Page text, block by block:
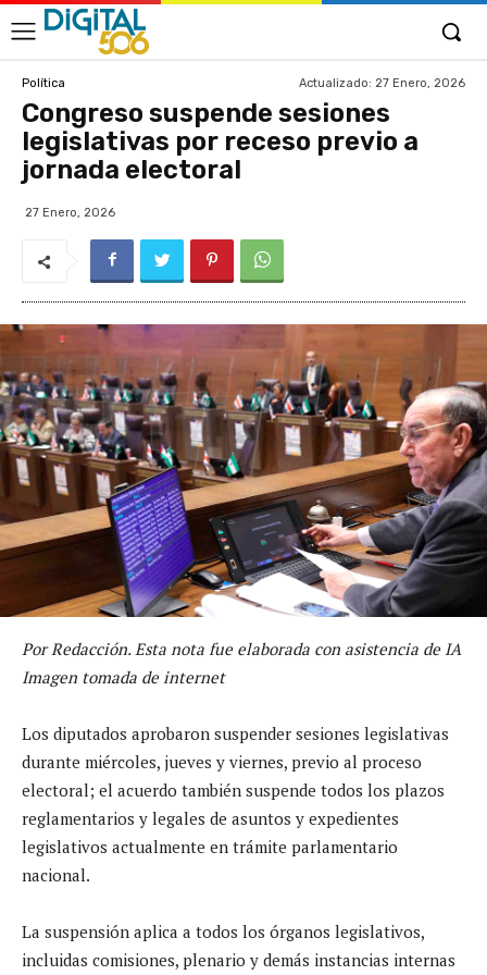
Política Actualizado: 27 Enero, 2026
Congreso suspende sesiones
legislativas por receso previo a
jornada electoral
27 Enero, 2026
Por Redacción. Esta nota fue elaborada con asistencia de IA
Imagen tomada de internet
Los diputados aprobaron suspender sesiones legislativas
durante miércoles, jueves y viernes, previo al proceso
electoral; el acuerdo también suspende todos los plazos
reglamentarios y legales de asuntos y expedientes
legislativos actualmente en trámite parlamentario
nacional.
La suspensión aplica a todos los órganos legislativos,
incluidas comisiones, plenario y demás instancias internas